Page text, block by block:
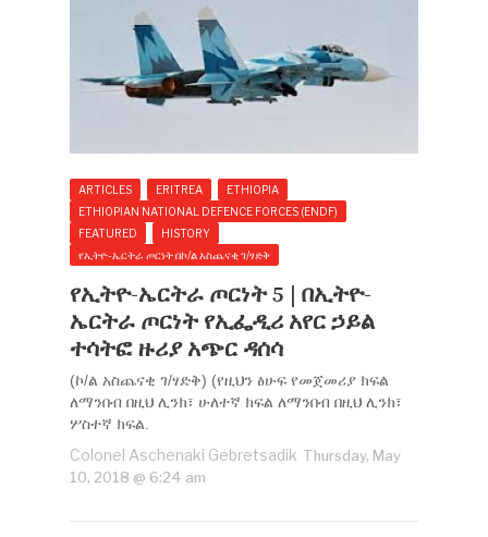
ARTICLES ERITREA
ETHIOPIA
ETHIOPIAN NATIONAL DEFENCE FORCES (ENDF)
FEATURED
HISTORY
የኢትዮ-ኤርትራ ጦርነት በኮ/ል አስጨናቂ ገ/ፃድቅ
የኢትዮ-ኤርትራ ጦርነት 5 | በኢትዮ-
ኤርትራ ጦርነት የኢፌዲሪ አየር ኃይል
ተሳትፎ ዙሪያ አጭር ዳሰሳ
(ኮ/ል አስጨናቂ ገ/ፃድቅ) (የዚህን ፅሁፍ የመጀመሪያ ክፍል
ለማንበብ በዚህ ሊንክ፣ ሁለተኛ ክፍል ለማንበብ በዚህ ሊንክ፣
ሦስተኛ ክፍል.
Colonel Aschenaki Gebretsadik Thursday, May
10, 2018 @ 6:24 am